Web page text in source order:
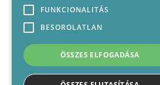
Anyakönyvi hírek
FUNKCIONALITÁS
BESOROLATLAN
ÖSSZES ELFOGADÁSA